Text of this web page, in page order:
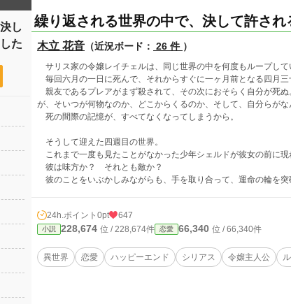
繰り返される世界の中で、決して許さ
木立 花音 （近況ボード： 26 件 ）
サリス家の令嬢レイチェルは、同じ世界の中を何度もループして
毎回六月の一日に死んで、それからすぐに一ヶ月前となる四月三
親友であるプレアがまず殺されて、その次におそらく自分が死
が、そいつが何物なのか、どこからくるのか、そして、自分らが
死の間際の記憶が、すべてなくなってしまうから。
そうして迎えた四週目の世界。
これまで一度も見たことがなかった少年シェルドが彼女の前に現
彼は味方か？ それとも敵か？
彼のことをいぶかしみながらも、手を取り合って、運命の輪を突
24h.ポイント 0pt 647
小説 228,674 位 / 228,674件 恋愛 66,340 位 / 66,340件
異世界 恋愛 ハッピーエンド シリアス 令嬢主人公
し
た